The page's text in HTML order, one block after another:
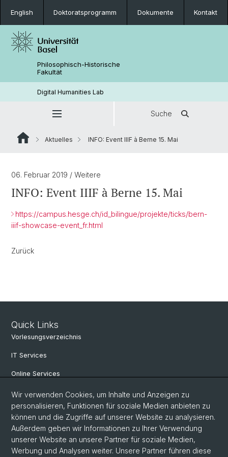
English Doktoratsprogramm Dokumente Kontakt
Philosophisch-Historische
Fakultät
Digital Humanities Lab
Suche
Aktuelles INFO: Event IIIF à Berne 15. Mai
06. Februar 2019 / Weitere
INFO: Event IIIF à Berne 15. Mai
https://campus.hesge.ch/id_bilingue/projekte/ticks/bern-
iiif-showcase-event_fr.html
Zurück
Quick Links
Vorlesungsverzeichnis
IT Services
Online Services
Personensuche
PhD Programm
Dokumente & Links
News & Events
Wir verwenden Cookies, um Inhalte und Anzeigen zu
personalisieren, Funktionen für soziale Medien anbieten zu
können und die Zugriffe auf unserer Website zu analysieren.
Außerdem geben wir Informationen zu Ihrer Verwendung
unserer Website an unsere Partner für soziale Medien,
Werbung und Analysen weiter. Unsere Partner führen diese